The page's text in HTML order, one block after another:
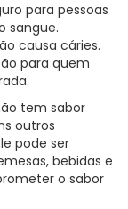
para pessoas
sangue.
causa cáries.
para quem
tem sabor
outros
pode ser
bebidas e
o sabor